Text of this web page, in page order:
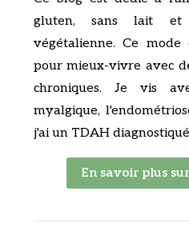
gluten, sans lait et
végétalienne. Ce mode
pour mieux-vivre avec
chroniques. Je vis
myalgique,
j'ai un TDAH
En savoir plus